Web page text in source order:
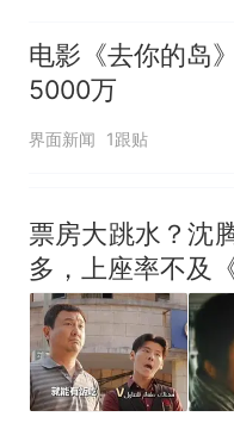
电影《去你的岛
5000万
界面新闻 1跟贴
票房大跳水？沈
多，上座率不及